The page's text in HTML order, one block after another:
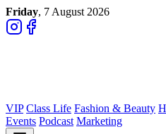
Friday, 7 August 2026
VIP Class Life Fashion & Beauty
Events Podcast Marketing